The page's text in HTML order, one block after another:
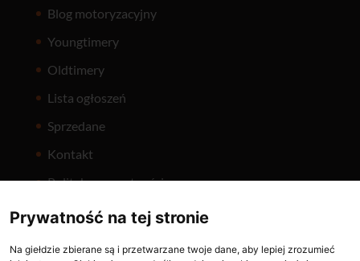
Blog motoryzacyjny
Youngtimery
Oldtimery
Lista ogłoszeń
Sprzedane
Kontakt
Polityka prywatności
Prywatność na tej stronie
Na giełdzie zbierane są i przetwarzane twoje dane, aby lepiej zrozumieć